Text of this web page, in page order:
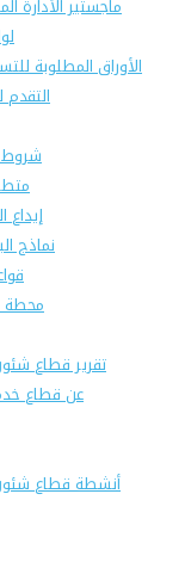
ماجستير الأدارة
(الأوراق المطلوبة
التقدم
شروط
إيداع
نماذج
محطة
تقرير قطاع
عن قطاع
أنشطة قطاع شئون